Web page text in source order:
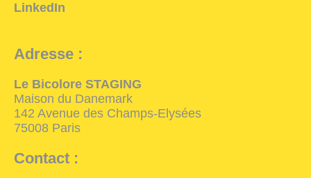
LinkedIn
Adresse :
Le Bicolore STAGING
Maison du Danemark
142 Avenue des Champs-Elysées
75008 Paris
Contact :